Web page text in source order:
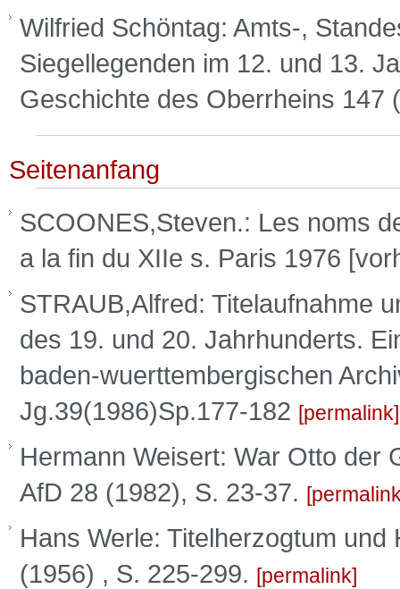
Wilfried Schöntag: Amts-,
Siegellegenden im 12. und 13.
Geschichte des Oberrheins 147
Seitenanfang
SCOONES,Steven.: Les noms
a la fin du XIIe s. Paris 1976
STRAUB,Alfred: Titelaufnahme
des 19. und 20. Jahrhunderts.
baden-wuerttembergischen
Jg.39(1986)Sp.177-182 permalink
Hermann Weisert: War Otto der
AfD 28 (1982), S. 23-37.
Hans Werle: Titelherzogtum
(1956) , S. 225-299.
permalink